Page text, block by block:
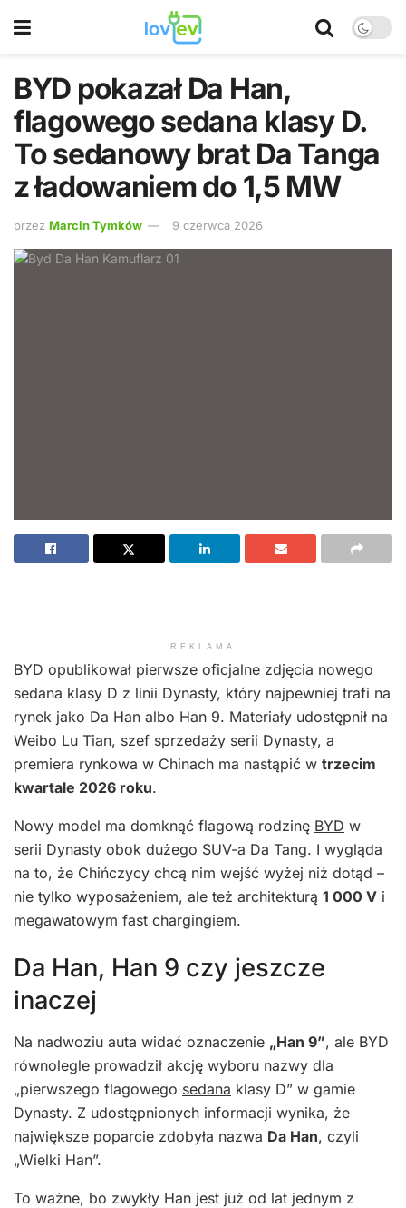
BYD pokazał Da Han,
flagowego sedana klasy D.
To sedanowy brat Da Tanga
z ładowaniem do 1,5 MW
przez Marcin Tymków 9 czerwca 2026
REKLAMA
BYD opublikował pierwsze oficjalne zdjęcia nowego
sedana klasy D z linii Dynasty, który najpewniej trafi na
rynek jako Da Han albo Han 9. Materiały udostępnił na
Weibo Lu Tian, szef sprzedaży serii Dynasty, a
premiera rynkowa w Chinach ma nastąpić w trzecim
kwartale 2026 roku.
Nowy model ma domknąć flagową rodzinę BYD w
serii Dynasty obok dużego SUV-a Da Tang. I wygląda
na to, że Chińczycy chcą nim wejść wyżej niż dotąd –
nie tylko wyposażeniem, ale też architekturą 1 000 V i
megawatowym fast chargingiem.
Da Han, Han 9 czy jeszcze
inaczej
Na nadwoziu auta widać oznaczenie „Han 9”, ale BYD
równolegle prowadził akcję wyboru nazwy dla
„pierwszego flagowego sedana klasy D” w gamie
Dynasty. Z udostępnionych informacji wynika, że
największe poparcie zdobyła nazwa Da Han, czyli
„Wielki Han”.
To ważne, bo zwykły Han jest już od lat jednym z